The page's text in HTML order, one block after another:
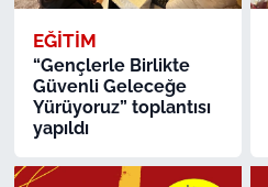
EĞİTİM
“Gençlerle Birlikte
Güvenli Geleceğe
Yürüyoruz” toplantısı
yapıldı